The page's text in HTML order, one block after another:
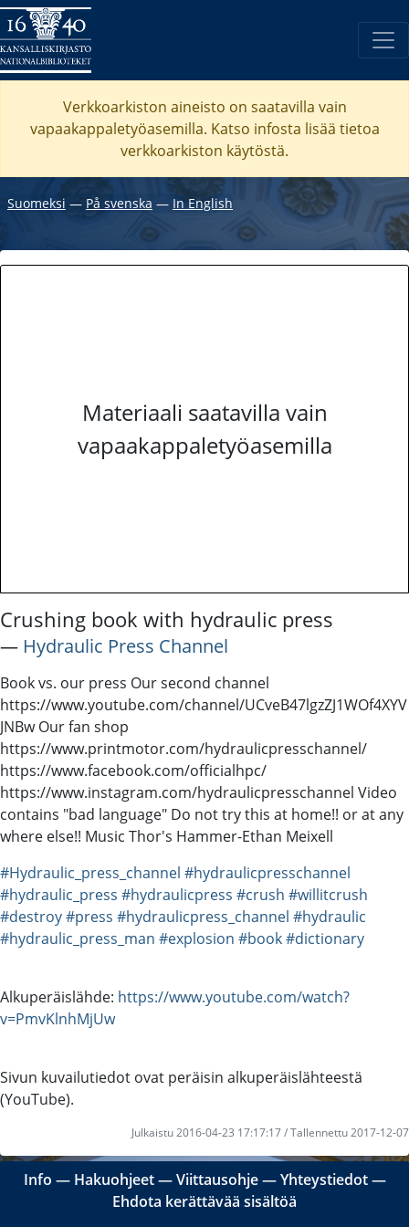
Verkkoarkiston aineisto on saatavilla vain
vapaakappaletyöasemilla. Katso infosta lisää tietoa
verkkoarkiston käytöstä.
Suomeksi ― På svenska ― In English
Materiaali saatavilla vain
vapaakappaletyöasemilla
Crushing book with hydraulic press
― Hydraulic Press Channel
Book vs. our press Our second channel
https://www.youtube.com/channel/UCveB47lgzZJ1WOf4XYV
JNBw Our fan shop
https://www.printmotor.com/hydraulicpresschannel/
https://www.facebook.com/officialhpc/
https://www.instagram.com/hydraulicpresschannel Video
contains "bad language" Do not try this at home!! or at any
where else!! Music Thor's Hammer-Ethan Meixell
#Hydraulic_press_channel #hydraulicpresschannel
#hydraulic_press #hydraulicpress #crush #willitcrush
#destroy#press #hydraulicpress_channel #hydraulic
#hydraulic_press_man #explosion #book#dictionary
Alkuperäislähde: https://www.youtube.com/watch?
v=PmvKlnhMjUw
Sivun kuvailutiedot ovat peräisin alkuperäislähteestä
(YouTube).
Julkaistu 2016-04-23 17:17:17 / Tallennettu 2017-12-07
Info ― Hakuohjeet―Viittausohje―Yhteystiedot―
Ehdota kerättävää sisältöä